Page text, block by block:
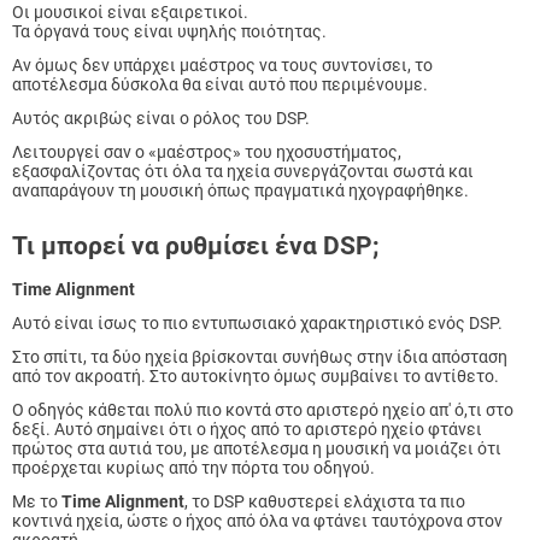
Οι μουσικοί είναι εξαιρετικοί.
Τα όργανά τους είναι υψηλής ποιότητας.
Αν όμως δεν υπάρχει μαέστρος να τους συντονίσει, το
αποτέλεσμα δύσκολα θα είναι αυτό που περιμένουμε.
Αυτός ακριβώς είναι ο ρόλος του DSP.
Λειτουργεί σαν ο «μαέστρος» του ηχοσυστήματος,
εξασφαλίζοντας ότι όλα τα ηχεία συνεργάζονται σωστά και
αναπαράγουν τη μουσική όπως πραγματικά ηχογραφήθηκε.
Τι μπορεί να ρυθμίσει ένα DSP;
Time Alignment
Αυτό είναι ίσως το πιο εντυπωσιακό χαρακτηριστικό ενός DSP.
Στο σπίτι, τα δύο ηχεία βρίσκονται συνήθως στην ίδια απόσταση
από τον ακροατή. Στο αυτοκίνητο όμως συμβαίνει το αντίθετο.
Ο οδηγός κάθεται πολύ πιο κοντά στο αριστερό ηχείο απ' ό,τι στο
δεξί. Αυτό σημαίνει ότι ο ήχος από το αριστερό ηχείο φτάνει
πρώτος στα αυτιά του, με αποτέλεσμα η μουσική να μοιάζει ότι
προέρχεται κυρίως από την πόρτα του οδηγού.
Με τοTime Alignment, το DSP καθυστερεί ελάχιστα τα πιο
κοντινά ηχεία, ώστε ο ήχος από όλα να φτάνει ταυτόχρονα στον